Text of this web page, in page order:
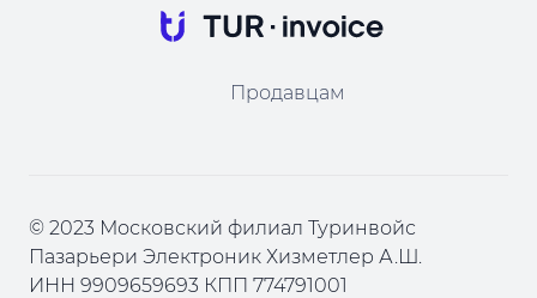
Продавцам
© 2023 Московский филиал Туринвойс
Пазарьери Электроник Хизметлер А.Ш.
ИНН 9909659693 КПП 774791001